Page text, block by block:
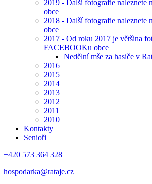
2019 - Další fotografie naleznete
obce
2018 - Další fotografie naleznete
obce
2017 - Od roku 2017 je většina
FACEBOOKu obce
Nedělní mše za hasiče v
2016
2015
2014
2013
2012
2011
2010
Kontakty
Senioři
+420 573 364 328
hospodarka@rataje.cz